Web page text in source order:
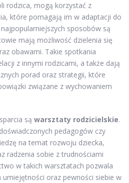
rodzica, mogą korzystać z
które pomagają im w adaptacji do
sposobów są
mają możliwość dzielenia się
obawami. Takie spotkania
z innymi rodzicami, a także dają
porad oraz strategii, które
związane z wychowaniem
są warsztaty rodzicielskie.
pedagogów czy
na temat rozwoju dziecka,
radzenia sobie z trudnościami
w takich warsztatach pozwala
oraz pewności siebie w